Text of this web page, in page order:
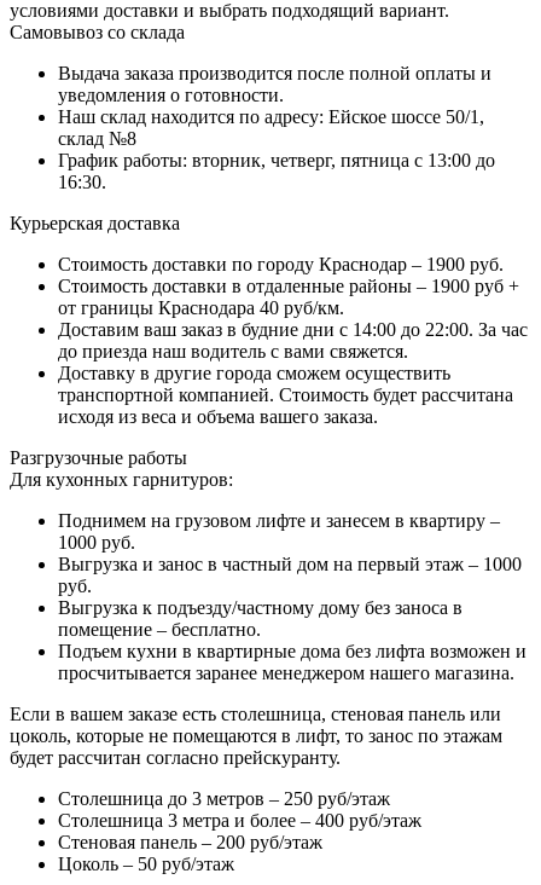
условиями доставки и выбрать подходящий вариант.
Самовывоз со склада
Выдача заказа производится после полной оплаты и
уведомления о готовности.
Наш склад находится по адресу: Ейское шоссе 50/1,
склад №8
График работы: вторник, четверг, пятница с 13:00 до
16:30.
Курьерская доставка
Стоимость доставки по городу Краснодар – 1900 руб.
Стоимость доставки в отдаленные районы – 1900 руб +
от границы Краснодара 40 руб/км.
Доставим ваш заказ в будние дни с 14:00 до 22:00. За час
до приезда наш водитель с вами свяжется.
Доставку в другие города сможем осуществить
транспортной компанией. Стоимость будет рассчитана
исходя из веса и объема вашего заказа.
Разгрузочные работы
Для кухонных гарнитуров:
Поднимем на грузовом лифте и занесем в квартиру –
1000 руб.
Выгрузка и занос в частный дом на первый этаж – 1000
руб.
Выгрузка к подъезду/частному дому без заноса в
помещение – бесплатно.
Подъем кухни в квартирные дома без лифта возможен и
просчитывается заранее менеджером нашего магазина.
Если в вашем заказе есть столешница, стеновая панель или
цоколь, которые не помещаются в лифт, то занос по этажам
будет рассчитан согласно прейскуранту.
Столешница до 3 метров – 250 руб/этаж
Столешница 3 метра и более – 400 руб/этаж
Стеновая панель – 200 руб/этаж
Цоколь – 50 руб/этаж